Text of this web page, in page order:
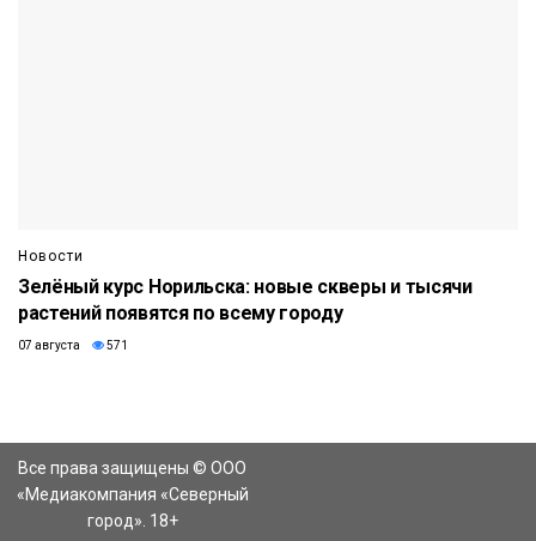
Новости
Зелёный курс Норильска: новые скверы и тысячи
растений появятся по всему городу
07 августа 571
Все права защищены © ООО
«Медиакомпания «Северный
город». 18+